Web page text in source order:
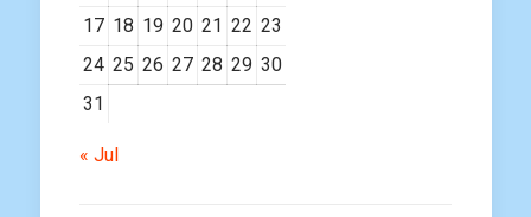
17 18 19 20 21 22 23
24 25 26 27 28 29 30
31
« Jul